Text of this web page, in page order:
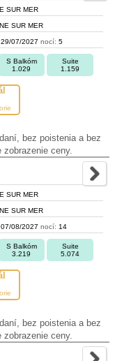
SUR MER
SUR MER
29/07/2027 nocí: 5
S Balkóm
1.029
Suite
1.159
bez poistenia a bez
ceny.
SUR MER
SUR MER
07/08/2027 nocí: 14
S Balkóm
3.219
Suite
5.074
bez poistenia a bez
ceny.